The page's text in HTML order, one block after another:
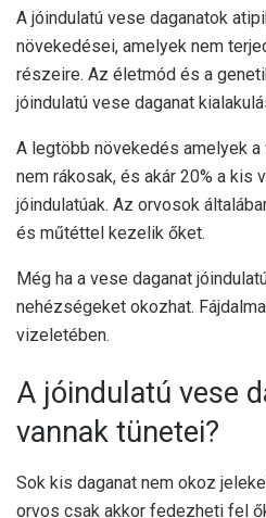
A jóindulatú vese daganatok
növekedései, amelyek nem
részeire. Az életmód és a
jóindulatú vese daganat
A legtöbb növekedés amelyek
nem rákosak, és akár 20% a kis
jóindulatúak. Az orvosok
és műtéttel kezelik őket.
Még ha a vese daganat
nehézségeket okozhat.
vizeletében.
A jóindulatú vese
vannak tünetei?
Sok kis daganat nem okoz
orvos csak akkor fedezheti fel